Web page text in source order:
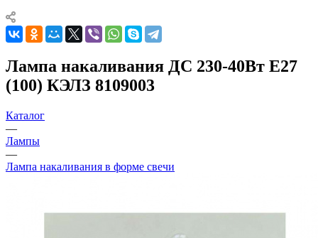
Лампа накаливания ДС 230-40Вт E27
(100) КЭЛЗ 8109003
Каталог
—
Лампы
—
Лампа накаливания в форме свечи